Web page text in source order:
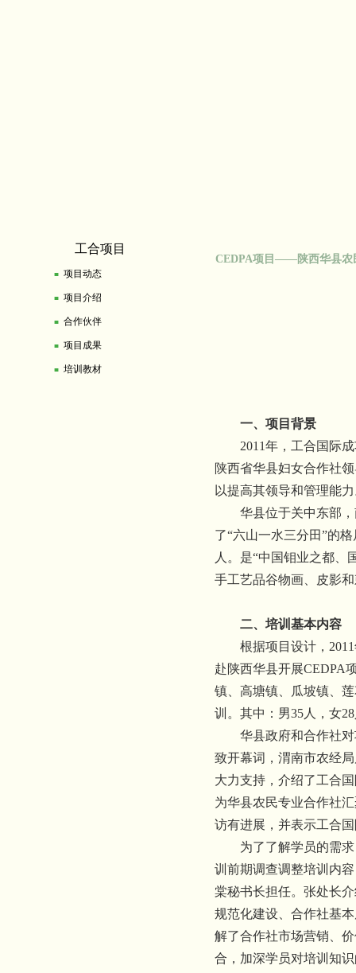
工合项目
■ 项目动态
■ 项目介绍
■ 合作伙伴
■ 项目成果
■ 培训教材
CEDPA项目——陕西华县农
一、项目背景
2011年，工合国际
陕西省华县妇女合作社
以提高其领导和管理能
华县位于关中东部
了“六山一水三分田”的
人。是“中国钼业之都、
手工艺品谷物画、皮影
二、培训基本内容
根据项目设计， 2011
赴陕西华县开展CEDPA
镇、高塘镇、瓜坡镇、
训。其中：男35 人，女28
华县政府和合作社
致开幕词，渭南市农经
大力支持，介绍了工合
为华县农民专业合作社
访有进展，并表示工合
为了了解学员的需
训前期调查调整培训内
棠秘书长担任。张处长
规范化建设、合作社基
解了合作社市场营销、
合，加深学员对培训知